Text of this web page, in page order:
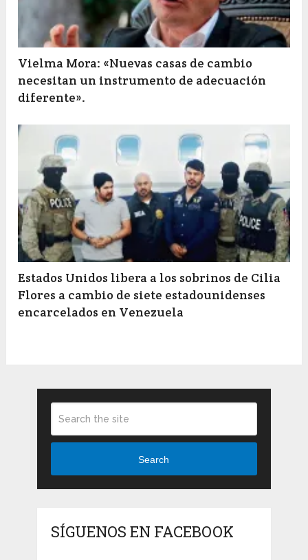
Vielma Mora: «Nuevas casas de cambio
necesitan un instrumento de adecuación
diferente».
Estados Unidos libera a los sobrinos de Cilia
Flores a cambio de siete estadounidenses
encarcelados en Venezuela
Search
SÍGUENOS EN FACEBOOK